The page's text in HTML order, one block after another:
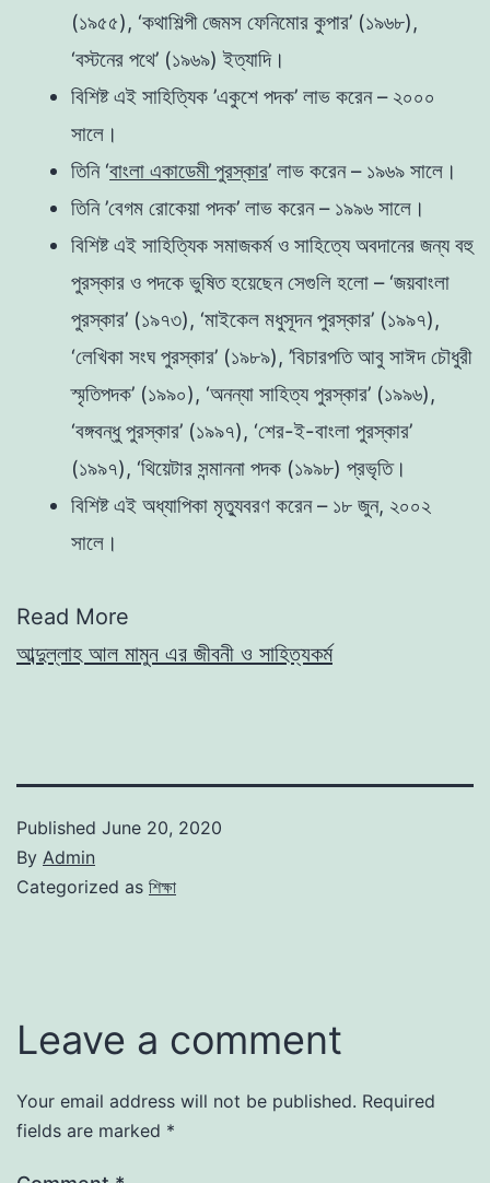
(১৯৫৫), ‘কথাশিল্পী জেমস ফেনিমোর কুপার’ (১৯৬৮),
‘বস্টনের পথে’ (১৯৬৯) ইত্যাদি।
বিশিষ্ট এই সাহিত্যিক ’একুশে পদক’ লাভ করেন – ২০০০
সালে।
তিনি ‘বাংলা একাডেমী পুরস্কার’ লাভ করেন – ১৯৬৯ সালে।
তিনি ’বেগম রোকেয়া পদক’ লাভ করেন – ১৯৯৬ সালে।
বিশিষ্ট এই সাহিত্যিক সমাজকর্ম ও সাহিত্যে অবদানের জন্য বহু
পুরস্কার ও পদকে ভুষিত হয়েছেন সেগুলি হলো – ‘জয়বাংলা
পুরস্কার’ (১৯৭৩), ‘মাইকেল মধুসূদন পুরস্কার’ (১৯৯৭),
‘লেখিকা সংঘ পুরস্কার’ (১৯৮৯), ’বিচারপতি আবু সাঈদ চৌধুরী
স্মৃতিপদক’ (১৯৯০), ‘অনন্যা সাহিত্য পুরস্কার’ (১৯৯৬),
‘বঙ্গবন্ধু পুরস্কার’ (১৯৯৭), ‘শের-ই-বাংলা পুরস্কার’
(১৯৯৭), ‘থিয়েটার সন্মাননা পদক (১৯৯৮) প্রভৃতি।
বিশিষ্ট এই অধ্যাপিকা মৃত্যুবরণ করেন – ১৮ জুন, ২০০২
সালে।
Read More
আব্দুল্লাহ আল মামুন এর জীবনী ও সাহিত্যকর্ম
Published June 20, 2020
By Admin
Categorized as শিক্ষা
Leave a comment
Your email address will not be published. Required
fields are marked *